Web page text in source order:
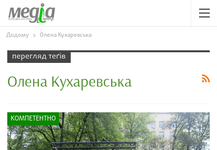
Додому Олена Кухаревська
перегляд теґів
Олена Кухаревська
КОМПЕТЕНТНО